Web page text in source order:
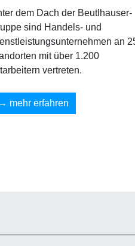
dem Dach der Beutlhauser-
sind Handels- und
an
mit über 1.200
vertreten.
mehr erfahren